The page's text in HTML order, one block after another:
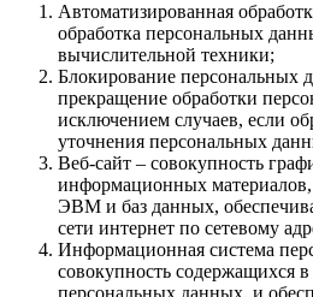
Автоматизированная
обработка персональных
вычислительной техники;
Блокирование персональных
прекращение обработки
исключением случаев, если
уточнения персональных
Веб-сайт – совокупность
информационных
ЭВМ и баз данных,
сети интернет по сетевому
Информационная система
совокупность содержащихся
персональных данных, и